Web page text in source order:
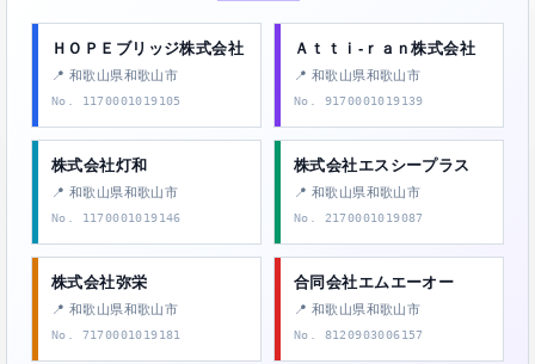
ＨＯＰＥブリッジ株式会社
📍 和歌山県和歌山市
No. 1170001019105
Ａｔｔｉ‐ｒａｎ株式会社
📍 和歌山県和歌山市
No. 9170001019139
株式会社灯和
📍 和歌山県和歌山市
No. 1170001019146
株式会社エスシープラス
📍 和歌山県和歌山市
No. 2170001019087
株式会社弥栄
📍 和歌山県和歌山市
No. 7170001019181
合同会社エムエーオー
📍 和歌山県和歌山市
No. 8120903006157